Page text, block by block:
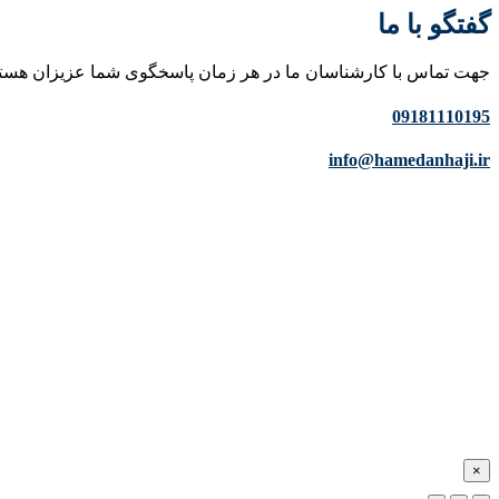
گفتگو با ما
جهت تماس با کارشناسان ما در هر زمان پاسخگوی شما عزیزان
09181110195
info@hamedanhaji.ir
×